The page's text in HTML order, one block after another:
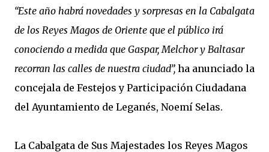
“Este año habrá novedades y sorpresas en la Cabalgata
de los Reyes Magos de Oriente que el público irá
conociendo a medida que Gaspar, Melchor y Baltasar
recorran las calles de nuestra ciudad”, ha anunciado la
concejala de Festejos y Participación Ciudadana
del Ayuntamiento de Leganés, Noemí Selas.
La Cabalgata de Sus Majestades los Reyes Magos